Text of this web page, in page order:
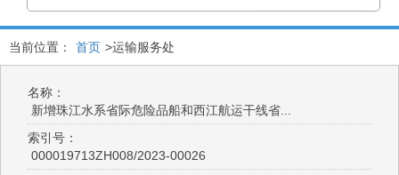
当前位置： 首页 >运输服务处
名称：
新增珠江水系省际危险品船和西江航运干线省...
索引号：
000019713ZH008/2023-00026